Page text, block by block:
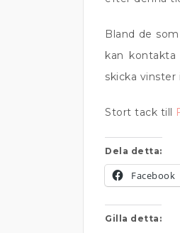
Bland de
kan
skicka vinster
Stort tack till
Dela detta:
Facebook
Gilla detta: